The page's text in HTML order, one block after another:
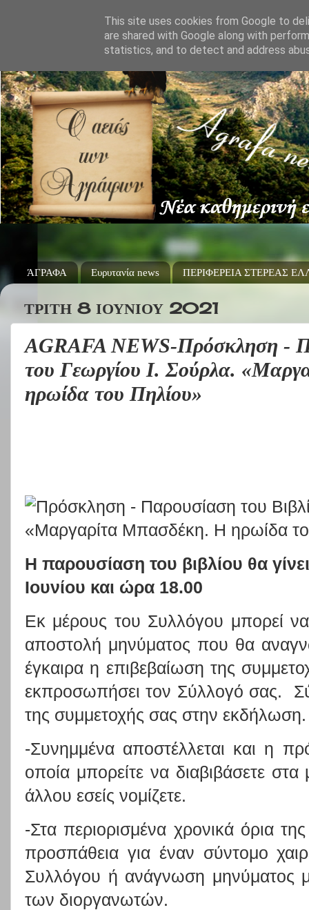
ΆΓΡΑΦΑ Ευρυτανία news ΠΕΡΙΦΕΡΕΙΑ ΣΤΕΡΕΑΣ
ΤΡΊΤΗ 8 ΙΟΥΝΊΟΥ 2021
AGRAFA NEWS-Πρόσκληση -
του Γεωργίου Ι. Σούρλα.
ηρωίδα του Πηλίου»
Η παρουσίαση του βιβλίου θα
Ιουνίου και ώρα 18.00
Εκ μέρους του Συλλόγου μπορεί
αποστολή μηνύματος που θα
έγκαιρα η επιβεβαίωση της
εκπροσωπήσει τον Σύλλογό σας.
της συμμετοχής σας στην εκδήλωση.
-Συνημμένα αποστέλλεται και η
οποία μπορείτε να διαβιβάσετε
άλλου εσείς νομίζετε.
-Στα περιορισμένα χρονικά όρια
προσπάθεια για έναν σύντομο
Συλλόγου ή ανάγνωση μηνύματος
των διοργανωτών.
This site uses cookies from Google to
are shared with Google along with
statistics, and to detect and address